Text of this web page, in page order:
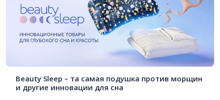
Beauty Sleep – та самая подушка против морщин
и другие инновации для сна